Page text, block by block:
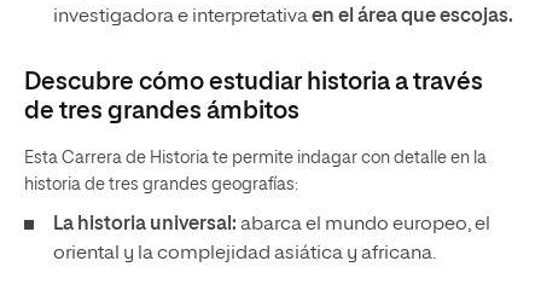
investigadora e interpretativaen el área que escojas.
Descubre cómo estudiar historia a través
de tres grandes ámbitos
Esta Carrera de Historia te permite indagar con detalle en la
historia de tres grandes geografías:
La historia universal: abarca el mundo europeo, el
oriental y la complejidad asiática y africana.